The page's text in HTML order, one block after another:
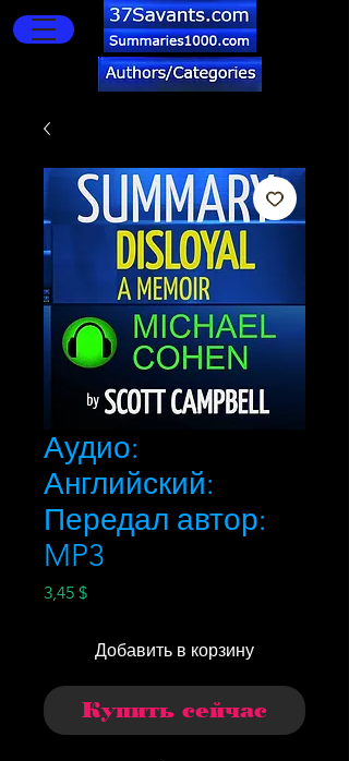
Аудио:
Английский:
Передал автор:
MP3
3,45 $Цена
Добавить в корзину
Купить сейчас